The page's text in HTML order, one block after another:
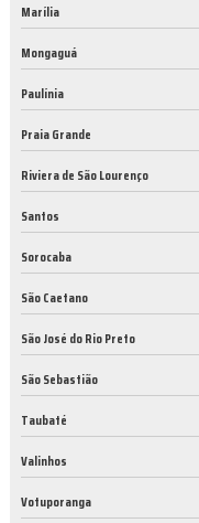
Marília
Mongaguá
Paulínia
Praia Grande
Riviera de São Lourenço
Santos
Sorocaba
São Caetano
São José do Rio Preto
São Sebastião
Taubaté
Valinhos
Votuporanga